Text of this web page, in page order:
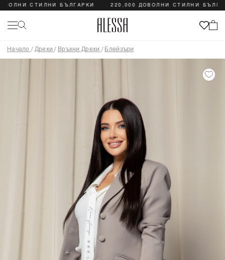
СТИЛНИ БЪЛГАРКИ 220,000 ДОВОЛНИ СТИЛНИ БЪЛГАРКИ
Начало / Дрехи / Връхни Дрехи / Блейзъри